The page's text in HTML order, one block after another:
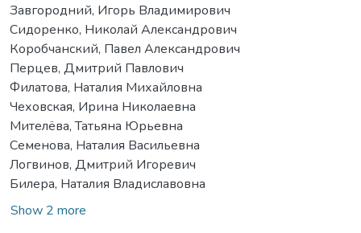
Завгородний, Игорь Владимирович
Сидоренко, Николай Александрович
Коробчанский, Павел Александрович
Перцев, Дмитрий Павлович
Филатова, Наталия Михайловна
Чеховская, Ирина Николаевна
Мителёва, Татьяна Юрьевна
Семенова, Наталия Васильевна
Логвинов, Дмитрий Игоревич
Билера, Наталия Владиславовна
Show 2 more